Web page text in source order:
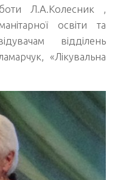
Л.А.Колесник ,
освіти та
відділень
«Лікувальна